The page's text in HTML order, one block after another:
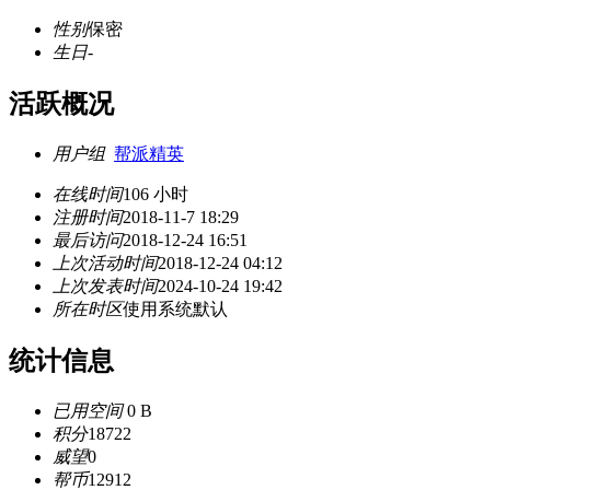
性别保密
生日-
活跃概况
用户组 帮派精英
在线时间106 小时
注册时间2018-11-7 18:29
最后访问2018-12-24 16:51
上次活动时间2018-12-24 04:12
上次发表时间2024-10-24 19:42
所在时区使用系统默认
统计信息
已用空间0 B
积分18722
威望0
帮币12912